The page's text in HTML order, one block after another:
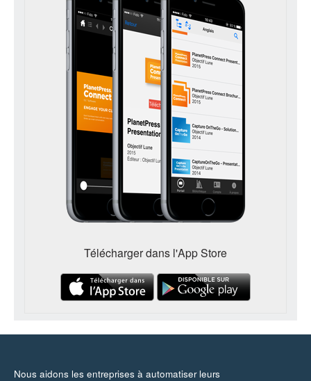
Télécharger dans l'App Store
Nous aidons les entreprises à automatiser leurs